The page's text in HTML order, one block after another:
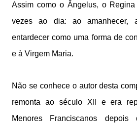
Assim como o Ângelus, o
vezes ao dia: ao
entardecer como uma forma de
e à Virgem Maria.
Não se conhece o autor desta
remonta ao século XII e era
Menores Franciscanos